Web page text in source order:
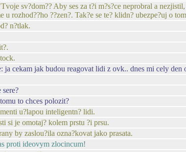
sv?dom?? Aby ses za t?i m?s?ce neprobral a
u rozhod??ho ??zen?. Tak?e se te? klidn? ubezpe?uj o
n?tlak.
ja cekam jak budou reagovat lidi z ovk.. dnes mi cely
sere?
to chces polozit?
u?lapou inteligentn? lidi.
si je omotaj? kolem prstu ?i prsu.
by zaslou?ila ozna?kovat jako prasata.
proti ideovym zlocincum!